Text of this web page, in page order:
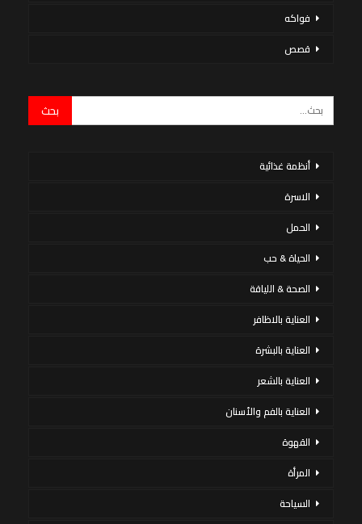
فواكه
قصص
أنظمة غذائية
الاسرة
الحمل
الحياة & حب
الصحة & اللياقة
العناية بالاظافر
العناية بالبشرة
العناية بالشعر
العناية بالفم والأسنان
القهوة
المرأة
السياحة